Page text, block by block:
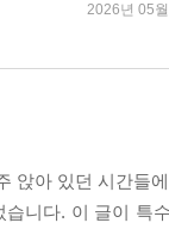
2026년 05
앉아 있던 시간들
니다. 이 글이 특